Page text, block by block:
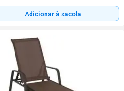
Adicionar à sacola